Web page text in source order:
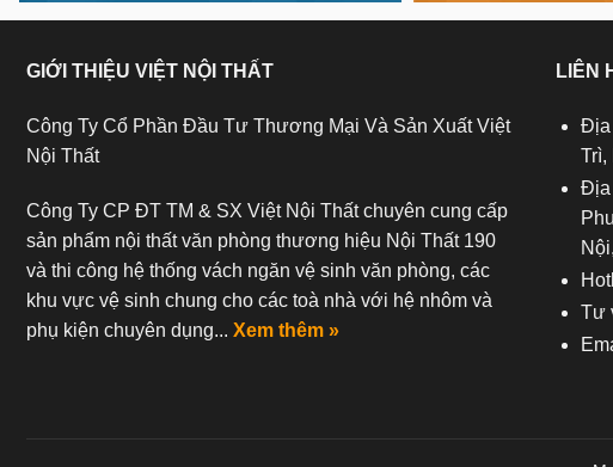
GIỚI THIỆU VIỆT NỘI THẤT
Công Ty Cổ Phần Đầu Tư Thương Mại Và Sản Xuất Việt
Nội Thất
Công Ty CP ĐT TM & SX Việt Nội Thất chuyên cung cấp
sản phẩm nội thất văn phòng thương hiệu Nội Thất 190
và thi công hệ thống vách ngăn vệ sinh văn phòng, các
khu vực vệ sinh chung cho các toà nhà với hệ nhôm và
phụ kiện chuyên dụng... Xem thêm »
LIÊN
Địa
Trì,
Địa
Tư